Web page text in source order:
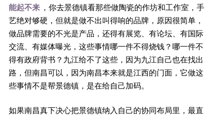
能起不来 ，你去景德镇看那些做陶瓷的作坊和工作室，手
艺绝对够硬，但就是做不出叫得响的品牌，原因很简单，
做品牌需要的不光是产品，还得有展览、有论坛、有国际
交流、有媒体曝光，这些事情哪一件不得烧钱？哪一件不
得有政府背书？九江给不了这些，因为九江自己也在找出
路，但南昌可以，因为南昌本来就是江西的门面，它做这
些事情不是帮景德镇，是在给自己加码。
如果南昌真下决心把景德镇纳入自己的协同布局里，最直